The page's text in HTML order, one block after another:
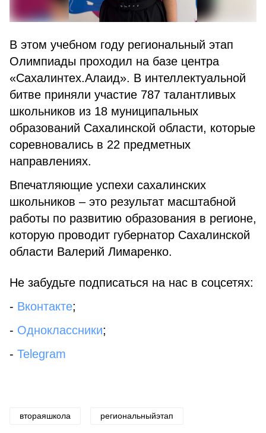
В этом учебном году региональный этап
Олимпиады проходил на базе центра
«Сахалинтех.Алаид». В интеллектуальной
битве приняли участие 787 талантливых
школьников из 18 муниципальных
образований Сахалинской области, которые
соревновались в 22 предметных
направлениях.
Впечатляющие успехи сахалинских
школьников – это результат масштабной
работы по развитию образования в регионе,
которую проводит губернатор Сахалинской
области Валерий Лимаренко.
Не забудьте подписаться на нас в соцсетях:
- Вконтакте;
- Одноклассники;
- Telegram
втораяшкола региональныйэтап